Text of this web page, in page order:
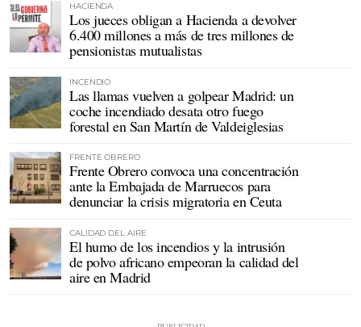
HACIENDA
Los jueces obligan a Hacienda a devolver
6.400 millones a más de tres millones de
pensionistas mutualistas
INCENDIO
Las llamas vuelven a golpear Madrid: un
coche incendiado desata otro fuego
forestal en San Martín de Valdeiglesias
FRENTE OBRERO
Frente Obrero convoca una concentración
ante la Embajada de Marruecos para
denunciar la crisis migratoria en Ceuta
CALIDAD DEL AIRE
El humo de los incendios y la intrusión
de polvo africano empeoran la calidad del
aire en Madrid